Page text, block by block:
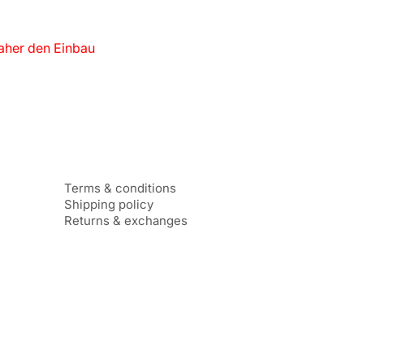
den Einbau
Terms & conditions
Shipping policy
Returns & exchanges